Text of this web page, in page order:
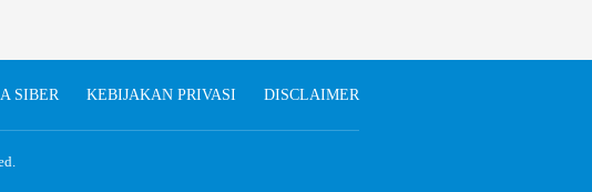
SIBER KEBIJAKAN PRIVASI DISCLAIMER